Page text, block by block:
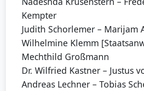
Kempter
Judith Schorlemer – Marijam
Wilhelmine Klemm
Mechthild Großmann
Dr. Wilfried Kastner – Justus
Andreas Lechner – Tobias